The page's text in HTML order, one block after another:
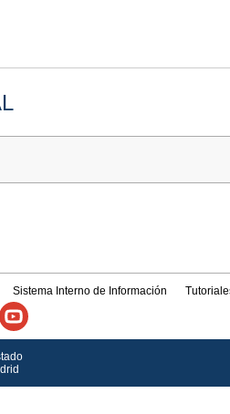
Sistema Interno de Información